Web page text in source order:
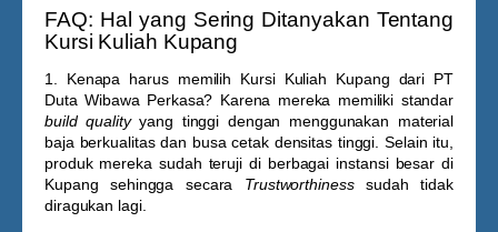
FAQ: Hal yang Sering Ditanyakan Tentang
Kursi Kuliah Kupang
1. Kenapa harus memilih Kursi Kuliah Kupang dari PT
Duta Wibawa Perkasa? Karena mereka memiliki standar
build qualityyang tinggi dengan menggunakan material
baja berkualitas dan busa cetak densitas tinggi. Selain itu,
produk mereka sudah teruji di berbagai instansi besar di
Kupang sehingga secara Trustworthinesssudah tidak
diragukan lagi.